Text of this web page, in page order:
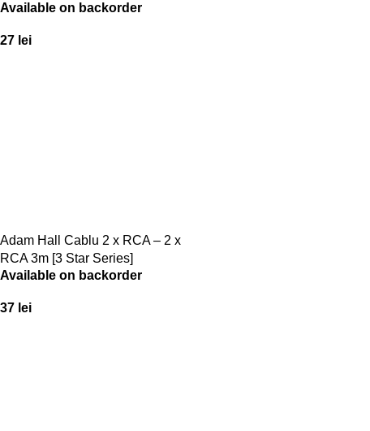
Available on backorder
27 lei
Adam Hall Cablu 2 x RCA – 2 x
RCA 3m [3 Star Series]
Available on backorder
37 lei